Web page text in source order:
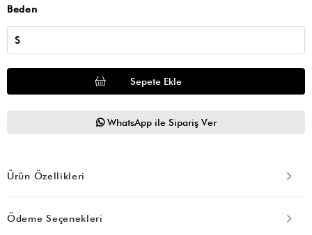
Beden
WhatsApp ile Sipariş Ver
Ürün Özellikleri
Ödeme Seçenekleri